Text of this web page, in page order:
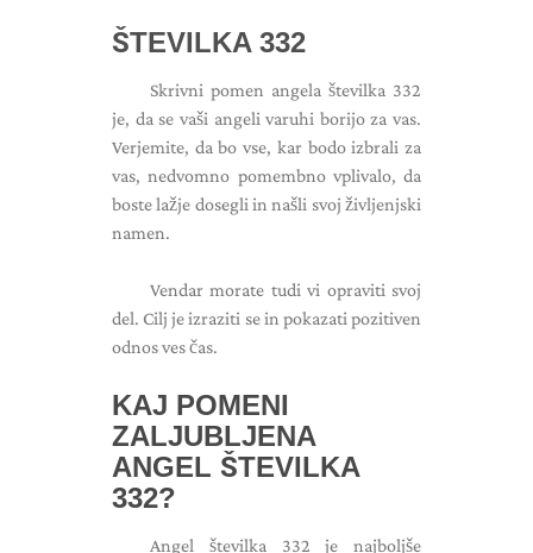
ŠTEVILKA 332
Skrivni pomen angela številka 332
je, da se vaši angeli varuhi borijo za vas.
Verjemite, da bo vse, kar bodo izbrali za
vas, nedvomno pomembno vplivalo, da
boste lažje dosegli in našli svoj življenjski
namen.
Vendar morate tudi vi opraviti svoj
del. Cilj je izraziti se in pokazati pozitiven
odnos ves čas.
KAJ POMENI
ZALJUBLJENA
ANGEL ŠTEVILKA
332?
Angel številka 332 je najboljše